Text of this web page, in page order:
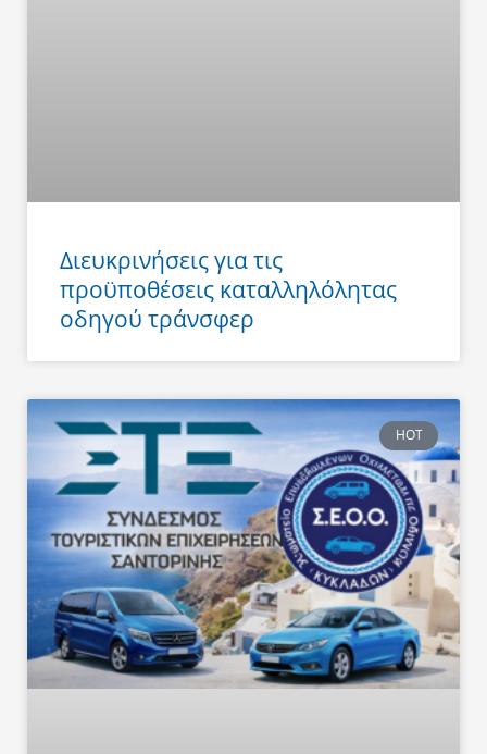
Διευκρινήσεις για τις
προϋποθέσεις καταλληλόλητας
οδηγού τράνσφερ
HOT